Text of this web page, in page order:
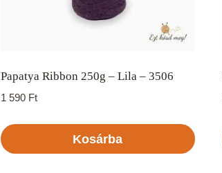
Papatya Ribbon 250g – Lila – 3506
1 590 Ft
Kosárba